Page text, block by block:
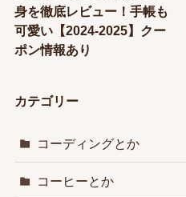
身を徹底レビュー！手帳も
可愛い【2024-2025】クー
ポン情報あり
カテゴリー
コーディングとか
コーヒーとか